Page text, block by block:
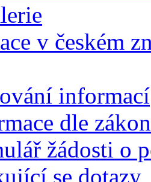
v českém
informací
dle
žádosti o
se dotazy